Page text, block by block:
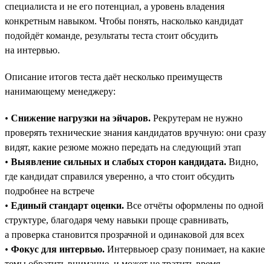
специалиста и не его потенциал, а уровень владения
конкретным навыком. Чтобы понять, насколько кандидат
подойдёт команде, результаты теста стоит обсудить
на интервью.
Описание итогов теста даёт несколько преимуществ
нанимающему менеджеру:
• Снижение нагрузки на эйчаров. Рекрутерам не нужно
проверять технические знания кандидатов вручную: они сразу
видят, какие резюме можно передать на следующий этап
• Выявление сильных и слабых сторон кандидата. Видно,
где кандидат справился уверенно, а что стоит обсудить
подробнее на встрече
• Единый стандарт оценки. Все отчёты оформлены по одной
структуре, благодаря чему навыки проще сравнивать,
а проверка становится прозрачной и одинаковой для всех
• Фокус для интервью. Интервьюер сразу понимает, на какие